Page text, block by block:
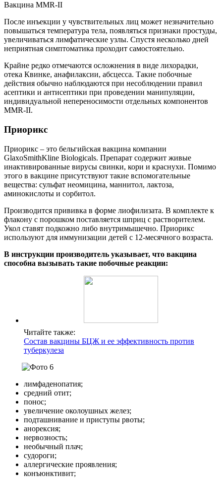
Вакцина ММR-II
После инъекции у чувствительных лиц может незначительно
повышаться температура тела, появляться признаки простуды,
увеличиваться лимфатические узлы. Спустя несколько дней
неприятная симптоматика проходит самостоятельно.
Крайне редко отмечаются осложнения в виде лихорадки,
отека Квинке, анафилаксии, абсцесса. Такие побочные
действия обычно наблюдаются при несоблюдении правил
асептики и антисептики при проведении манипуляции,
индивидуальной непереносимости отдельных компонентов
ММR-II.
Приорикс
Приорикс – это бельгийская вакцина компании
GlaxoSmithKline Biologicals. Препарат содержит живые
инактивированные вирусы свинки, кори и краснухи. Помимо
этого в вакцине присутствуют такие вспомогательные
вещества: сульфат неомицина, маннитол, лактоза,
аминокислоты и сорбитол.
Производится прививка в форме лиофилизата. В комплекте к
флакону с порошком поставляется шприц с растворителем.
Укол ставят подкожно либо внутримышечно. Приорикс
используют для иммунизации детей с 12-месячного возраста.
В инструкции производитель указывает, что вакцина
способна вызывать такие побочные реакции:
Читайте также:
Состав вакцины БЦЖ и ее эффективность против
туберкулеза
лимфаденопатия;
средний отит;
понос;
увеличение околоушных желез;
подташнивание и приступы рвоты;
анорексия;
нервозность;
необычный плач;
судороги;
аллергические проявления;
конъюнктивит;